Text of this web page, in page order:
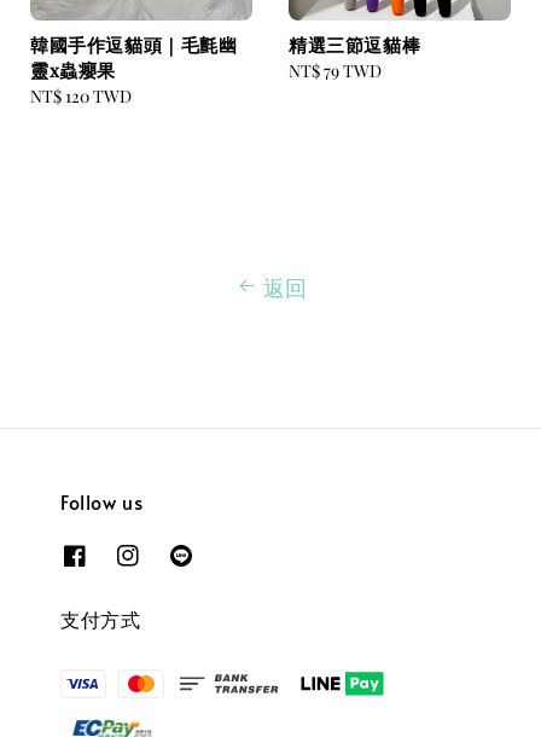
韓國手作逗貓頭｜毛氈幽
靈x蟲癭果
Regular
NT$ 120 TWD
精選三節逗貓棒
Regular
NT$ 79 TWD
返回
Follow us
支付方式